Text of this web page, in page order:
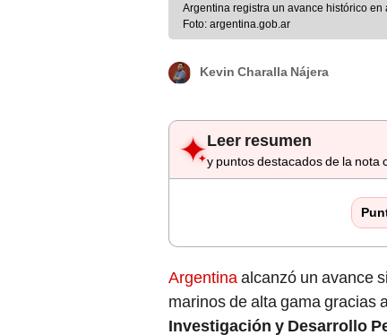
Argentina registra un avance histórico
Foto: argentina.gob.ar
Kevin Charalla Nájera
Leer resumen
y puntos destacados de la nota
Argentinaalcanzó un avance
marinos de alta gama gracias
Investigación y Desarrollo